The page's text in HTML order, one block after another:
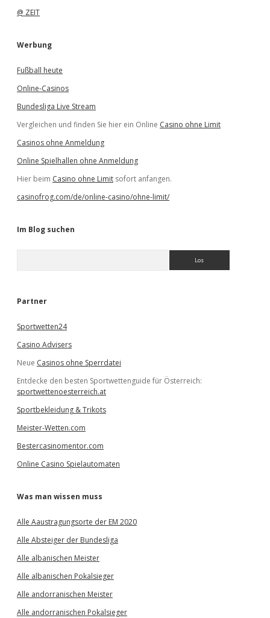
@ ZEIT
Werbung
Fußball heute
Online-Casinos
Bundesliga Live Stream
Vergleichen und finden Sie hier ein Online Casino ohne Limit
Casinos ohne Anmeldung
Online Spielhallen ohne Anmeldung
Hier beim Casino ohne Limit sofort anfangen.
casinofrog.com/de/online-casino/ohne-limit/
Im Blog suchen
e
Partner
Sportwetten24
Casino Advisers
Neue Casinos ohne Sperrdatei
Entdecke den besten Sportwettenguide für Österreich:
sportwettenoesterreich.at
Sportbekleidung & Trikots
Meister-Wetten.com
Bestercasinomentor.com
Online Casino Spielautomaten
Was man wissen muss
Alle Aaustragungsorte der EM 2020
Alle Absteiger der Bundesliga
Alle albanischen Meister
Alle albanischen Pokalsieger
Alle andorranischen Meister
Alle andorranischen Pokalsieger